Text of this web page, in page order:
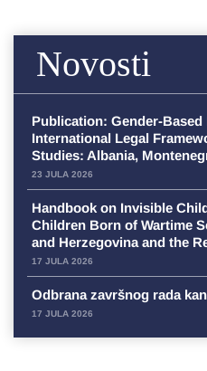
Novosti
Publication: Gender-
International Legal
Studies: Albania,
23 JULA 2026
Handbook on Invisible
Children Born of Wartime
and Herzegovina and the
17 JULA 2026
Odbrana završnog rada
17 JULA 2026